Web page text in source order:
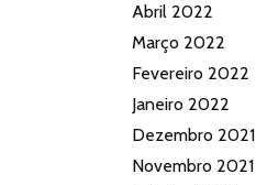
Abril 2022
Março 2022
Fevereiro 2022
Janeiro 2022
Dezembro 2021
Novembro 2021